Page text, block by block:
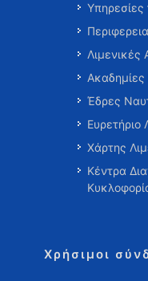
Λιμενικές
Ακαδημίες
Έδρες
Ευρετήριο
Χάρτης
Κέντρα
Χρήσιμοι